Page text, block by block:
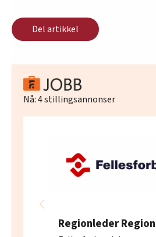
Del artikkel
Nå:4stillingsannonser
Regionleder